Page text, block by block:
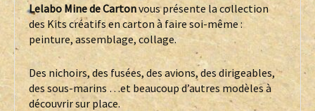
Lelabo Mine de Cartonvous présente la collection
des Kits créatifs en carton à faire soi-même :
peinture, assemblage, collage.
Des nichoirs, des fusées, des avions, des dirigeables,
des sous-marins …et beaucoup d’autres modèles à
découvrir sur place.